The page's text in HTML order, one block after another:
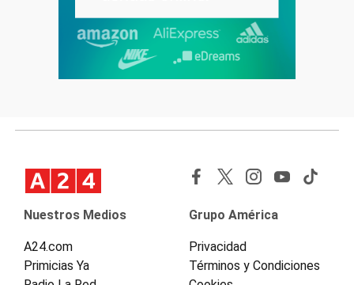
Nuestros Medios
A24.com
Primicias Ya
Grupo América
Privacidad
Términos y Condiciones